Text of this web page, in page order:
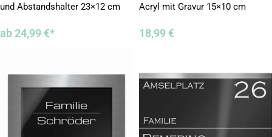
und Abstandshalter 23×12 cm
ab24,99 €*
Acryl mit Gravur 15×10 cm
18,99 €